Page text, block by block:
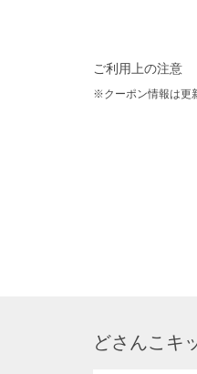
ご利用上の注意
クーポン情報は更
どさんこキ